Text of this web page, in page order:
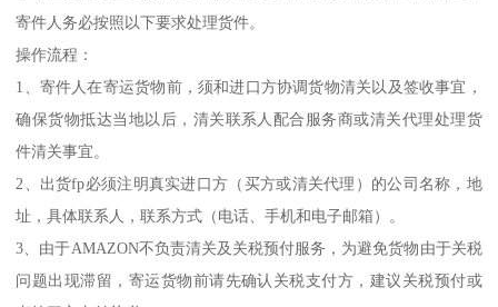
寄件人务必按照以下要求处理货件。
操作流程：
1、寄件人在寄运货物前，须和进口方协调货物清关以及签收事宜，
确保货物抵达当地以后，清关联系人配合服务商或清关代理处理货
件清关事宜。
2、出货fp必须注明真实进口方（买方或清关代理）的公司名称，地
址，具体联系人，联系方式（电话、手机和电子邮箱）。
3、由于AMAZON不负责清关及关税预付服务，为避免货物由于关税
问题出现滞留，寄运货物前请先确认关税支付方，建议关税预付或